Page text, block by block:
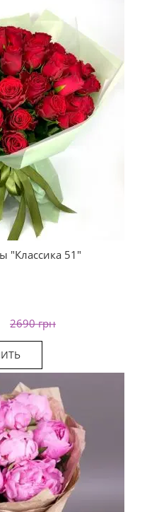
"Классика 51"
2690 грн